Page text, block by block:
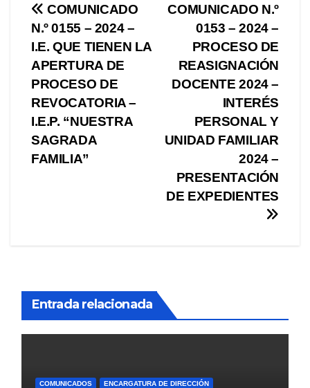
Navegación
de
entradas
COMUNICADO N.º
0153 – 2024 –
PROCESO DE
REASIGNACIÓN
DOCENTE 2024 –
INTERÉS
PERSONAL Y
UNIDAD FAMILIAR
2024 –
PRESENTACIÓN
DE EXPEDIENTES
COMUNICADO
N.º 0155 – 2024 –
I.E. QUE TIENEN LA
APERTURA DE
PROCESO DE
REVOCATORIA –
I.E.P. “NUESTRA
SAGRADA
FAMILIA”
Entrada relacionada
COMUNICADOS ENCARGATURA DE DIRECCIÓN